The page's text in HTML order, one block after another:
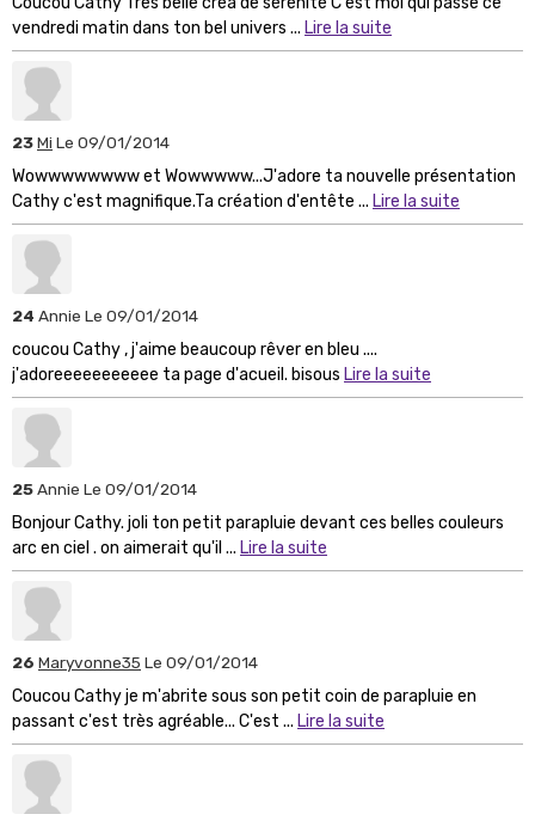
vendredi matin dans ton bel univers ... Lire la suite
23Mi Le 09/01/2014
Wowwwwwwww et Wowwwww...J'adore ta nouvelle présentation
Cathy c'est magnifique.Ta création d'entête ... Lire la suite
24 Annie Le 09/01/2014
coucou Cathy , j'aime beaucoup rêver en bleu ....
j'adoreeeeeeeeeee ta page d'acueil. bisous Lire la suite
25Annie Le 09/01/2014
Bonjour Cathy. joli ton petit parapluie devant ces belles couleurs
arc en ciel . on aimerait qu'il ... Lire la suite
26 Maryvonne35 Le 09/01/2014
Coucou Cathy je m'abrite sous son petit coin de parapluie en
passant c'est très agréable... C'est ... Lire la suite